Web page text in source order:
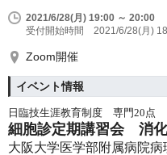
2021/6/28(月) 19:00 ～ 20:00
受付開始時間 2021/6/28(月)
Zoom開催
イベント情報
日臨技生涯教育制度 専門20点
細胞診定期講習会 消
大阪大学医学部附属病院病